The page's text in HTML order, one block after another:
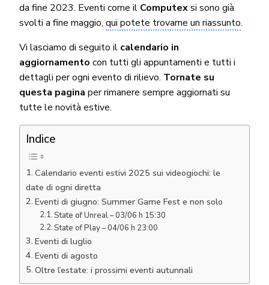
da fine 2023. Eventi come il Computexsi sono già
svolti a fine maggio,qui potete trovarne un riassunto.
Vi lasciamo di seguito il calendario in
aggiornamento con tutti gli appuntamenti e tutti i
dettagli per ogni evento di rilievo. Tornate su
questa pagina per rimanere sempre aggiornati su
tutte le novità estive.
Indice
Calendario eventi estivi 2025 sui videogiochi: le
date di ogni diretta
Eventi di giugno: Summer Game Fest e non solo
State of Unreal – 03/06 h 15:30
State of Play – 04/06 h 23:00
Eventi di luglio
Eventi di agosto
Oltre l’estate: i prossimi eventi autunnali